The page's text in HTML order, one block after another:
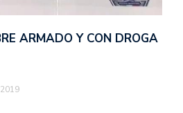
ARMADO Y CON DROGA